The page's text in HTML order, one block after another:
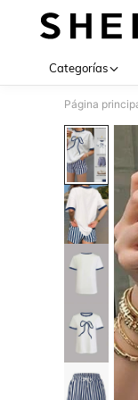
Categorías
Página